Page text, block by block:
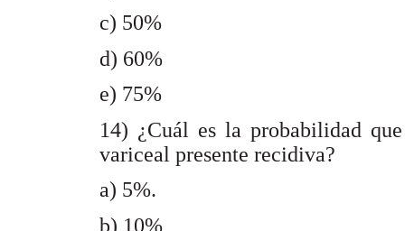
c) 50%
d) 60%
e) 75%
14) ¿Cuál es la probabilidad
variceal presente recidiva?
a) 5%.
b) 10%